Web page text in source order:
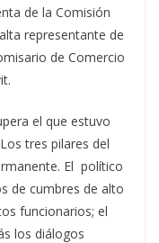
de la Comisión
representante de
de Comercio
el que estuvo
tres pilares del
El político
de cumbres de alto
funcionarios; el
los diálogos